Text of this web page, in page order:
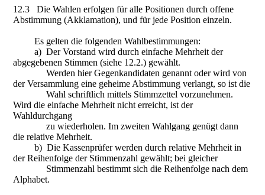
12.3 Die Wahlen erfolgen für alle Positionen durch offene
Abstimmung (Akklamation), und für jede Position einzeln.
Es gelten die folgenden Wahlbestimmungen:
a) Der Vorstand wird durch einfache Mehrheit der
abgegebenen Stimmen (siehe 12.2.) gewählt.
Werden hier Gegenkandidaten genannt oder wird von
der Versammlung eine geheime Abstimmung verlangt, so ist die
Wahl schriftlich mittels Stimmzettel vorzunehmen.
Wird die einfache Mehrheit nicht erreicht, ist der
Wahldurchgang
zu wiederholen. Im zweiten Wahlgang genügt dann
die relative Mehrheit.
b) Die Kassenprüfer werden durch relative Mehrheit in
der Reihenfolge der Stimmenzahl gewählt; bei gleicher
Stimmenzahl bestimmt sich die Reihenfolge nach dem
Alphabet.